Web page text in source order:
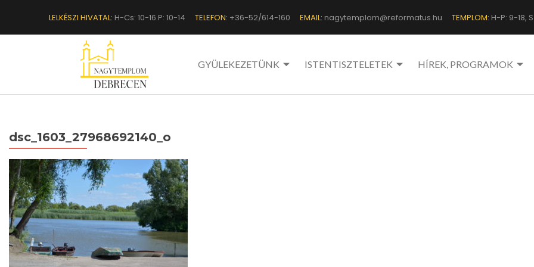
LELKÉSZI HIVATAL: H-Cs: 10-16 P: 10-14 TELEFON: +36-52/614-160 EMAIL: nagytemplom@reformatus.hu TEMPLOM: H-P: 9-18,
GYÜLEKEZETÜNK ISTENTISZTELETEK HÍREK, PROGRAMOK
dsc_1603_27968692140_o